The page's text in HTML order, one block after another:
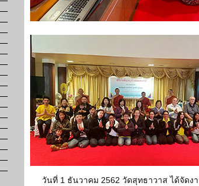
วันที่ 1 ธันวาคม 2562 วัดสุทธาวาส ได้จัดง